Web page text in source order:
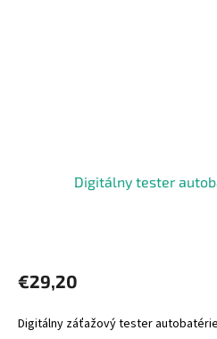
Digitálny tester
€29,20
Digitálny záťažový tester